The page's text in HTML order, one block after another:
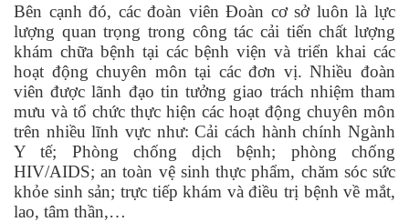
Bên cạnh đó, các đoàn viên Đoàn cơ sở luôn là lực
lượng quan trọng trong công tác cải tiến chất lượng
khám chữa bệnh tại các bệnh viện và triển khai các
hoạt động chuyên môn tại các đơn vị. Nhiều đoàn
viên được lãnh đạo tin tưởng giao trách nhiệm tham
mưu và tổ chức thực hiện các hoạt động chuyên môn
trên nhiều lĩnh vực như: Cải cách hành chính Ngành
Y tế; Phòng chống dịch bệnh; phòng chống
HIV/AIDS; an toàn vệ sinh thực phẩm, chăm sóc sức
khỏe sinh sản; trực tiếp khám và điều trị bệnh về mắt,
lao, tâm thần,…